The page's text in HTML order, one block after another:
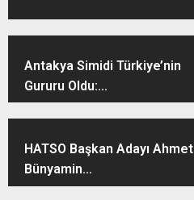
Antakya Simidi Türkiye’nin
Gururu Oldu:...
HATSO Başkan Adayı Ahmet
Bünyamin...